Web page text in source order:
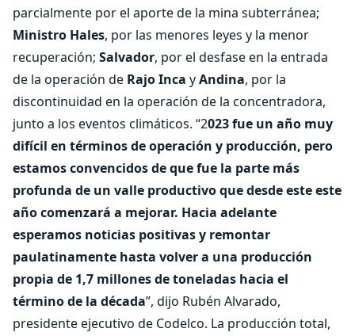
parcialmente por el aporte de la mina subterránea;
Ministro Hales, por las menores leyes y la menor
recuperación; Salvador, por el desfase en la entrada
de la operación de Rajo Inca yAndina, por la
discontinuidad en la operación de la concentradora,
junto a los eventos climáticos. “2023 fue un año muy
difícil en términos de operación y producción, pero
estamos convencidos de que fue la parte más
profunda de un valle productivo que desde este este
año comenzará a mejorar. Hacia adelante
esperamos noticias positivas y remontar
paulatinamente hasta volver a una producción
propia de 1,7 millones de toneladas hacia el
término de la década”, dijo Rubén Alvarado,
presidente ejecutivo de Codelco. La producción total,